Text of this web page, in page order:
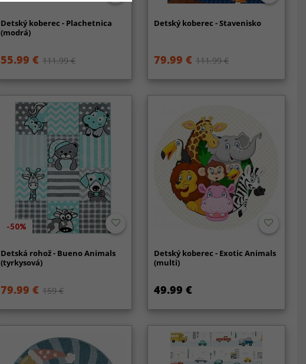
Detský koberec - Plachetnica
(modrá)
55.99 € 111.99 €
Detský koberec - Stavenisko
79.99 € 111.99 €
-50%
Detská rohož - Bueno Animals
(tyrkysová)
79.99 € 159 €
Detský koberec - Exotic Animals
(multi)
49.99 €